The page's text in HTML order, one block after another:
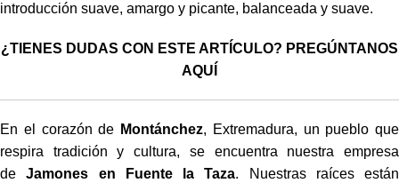
introducción suave, amargo y picante, balanceada y suave.
¿TIENES DUDAS CON ESTE ARTÍCULO? PREGÚNTANOS
AQUÍ
En el corazón de Montánchez, Extremadura, un pueblo que
respira tradición y cultura, se encuentra nuestra empresa
deJamones en Fuente la Taza. Nuestras raíces están